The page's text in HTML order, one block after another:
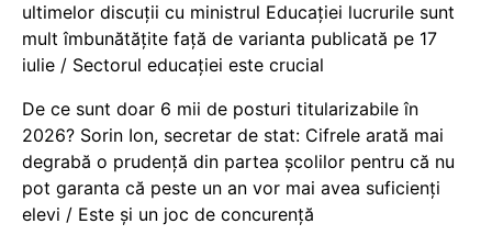
ultimelor discuții cu ministrul Educației lucrurile sunt
mult îmbunătățite față de varianta publicată pe 17
iulie / Sectorul educației este crucial
De ce sunt doar 6 mii de posturi titularizabile în
2026? Sorin Ion, secretar de stat: Cifrele arată mai
degrabă o prudență din partea școlilor pentru că nu
pot garanta că peste un an vor mai avea suficienți
elevi / Este și un joc de concurență